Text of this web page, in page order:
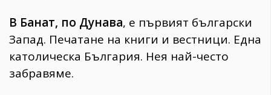
В Банат, по Дунава, е първият български
Запад. Печатане на книги и вестници. Една
католическа България. Нея най-често
забравяме.